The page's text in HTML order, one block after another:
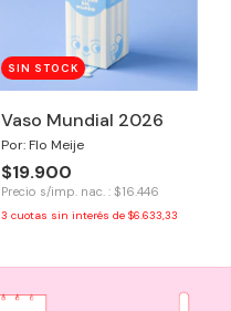
SIN STOCK
Vaso Mundial 2026
Por: Flo Meije
$19.900
Precio s/imp. nac. : $16.446
3 cuotas sin interés de $6.633,33